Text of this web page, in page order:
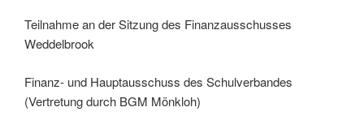
Teilnahme an der Sitzung des Finanzausschusses
Weddelbrook
Finanz- und Hauptausschuss des Schulverbandes
(Vertretung durch BGM Mönkloh)